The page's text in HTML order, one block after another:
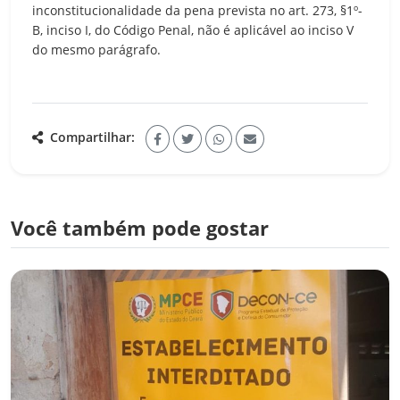
inconstitucionalidade da pena prevista no art. 273, §1º-
B, inciso I, do Código Penal, não é aplicável ao inciso V
do mesmo parágrafo.
Compartilhar:
Você também pode gostar